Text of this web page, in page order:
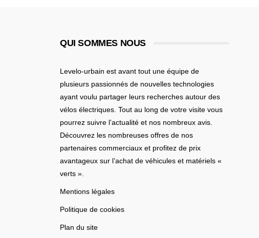
QUI SOMMES NOUS
Levelo-urbain est avant tout une équipe de
plusieurs passionnés de nouvelles technologies
ayant voulu partager leurs recherches autour des
vélos électriques. Tout au long de votre visite vous
pourrez suivre l’actualité et nos nombreux avis.
Découvrez les nombreuses offres de nos
partenaires commerciaux et profitez de prix
avantageux sur l’achat de véhicules et matériels «
verts ».
Mentions légales
Politique de cookies
Plan du site